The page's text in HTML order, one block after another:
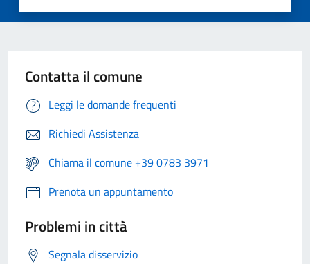
Contatta il comune
Leggi le domande frequenti
Richiedi Assistenza
Chiama il comune +39 0783 3971
Prenota un appuntamento
Problemi in città
Segnala disservizio